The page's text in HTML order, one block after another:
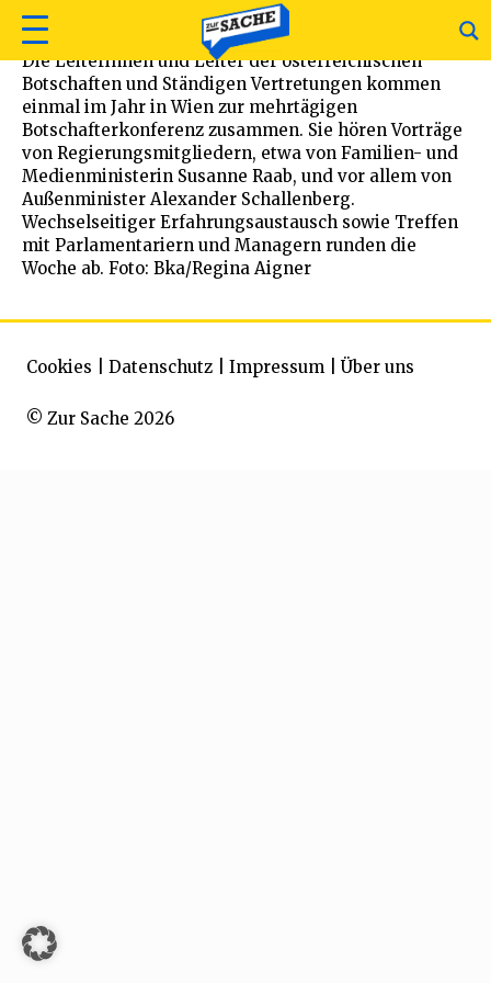
Die Leiterinnen und Leiter der österreichischen
Botschaften und Ständigen Vertretungen kommen
einmal im Jahr in Wien zur mehrtägigen
Botschafterkonferenz zusammen. Sie hören Vorträge
von Regierungsmitgliedern, etwa von Familien- und
Medienministerin Susanne Raab, und vor allem von
Außenminister Alexander Schallenberg.
Wechselseitiger Erfahrungsaustausch sowie Treffen
mit Parlamentariern und Managern runden die
Woche ab. Foto: Bka/Regina Aigner
© Zur Sache 2026
Cookies Datenschutz Impressum Über uns